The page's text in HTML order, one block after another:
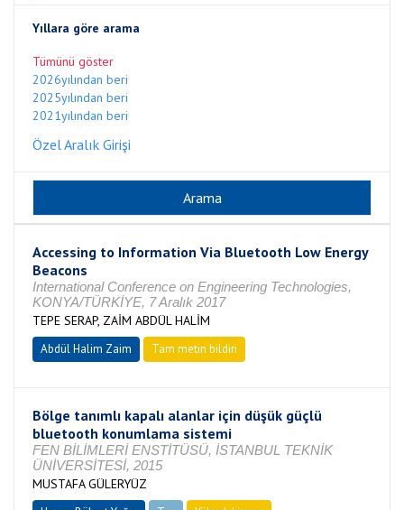
Yıllara göre arama
Tümünü göster
2026yılından beri
2025yılından beri
2021yılından beri
Özel Aralık Girişi
Accessing to Information Via Bluetooth Low Energy
Beacons
International Conference on Engineering Technologies,
KONYA/TÜRKİYE, 7 Aralık 2017
TEPE SERAP, ZAİM ABDÜL HALİM
Abdül Halim Zaim Tam metin bildiri
Bölge tanımlı kapalı alanlar için düşük güçlü
bluetooth konumlama sistemi
FEN BİLİMLERİ ENSTİTÜSÜ, İSTANBUL TEKNİK
ÜNİVERSİTESİ, 2015
MUSTAFA GÜLERYÜZ